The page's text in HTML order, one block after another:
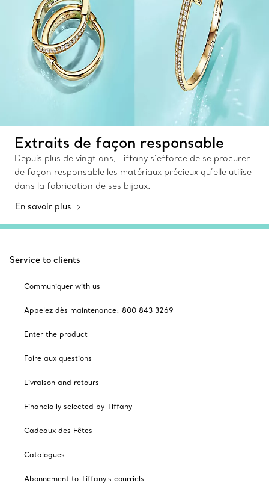
Extraits de façon responsable
Depuis plus de vingt ans, Tiffany s’efforce de se procurer
de façon responsable les matériaux précieux qu’elle utilise
dans la fabrication de ses bijoux.
En savoir plus
Service to clients
Communiquer with us
Appelez dès maintenance: 800 843 3269
Enter the product
Foire aux questions
Livraison and retours
Financially selected by Tiffany
Cadeaux des Fêtes
Catalogues
Abonnement to Tiffany's courriels